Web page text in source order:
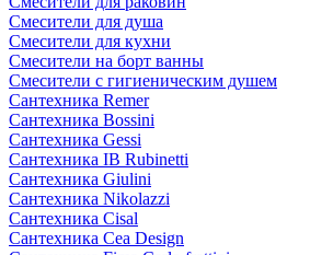
Смесители для душа
Смесители для кухни
Смесители на борт ванны
Смесители с гигиеническим душем
Сантехника Remer
Сантехника Bossini
Сантехника Gessi
Сантехника IB Rubinetti
Сантехника Giulini
Сантехника Nikolazzi
Сантехника Cisal
Сантехника Cea Design